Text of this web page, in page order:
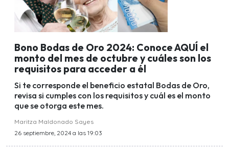
Bono Bodas de Oro 2024: Conoce AQUÍ el
monto del mes de octubre y cuáles son los
requisitos para acceder a él
Si te corresponde el beneficio estatal Bodas de Oro,
revisa si cumples con los requisitos y cuál es el monto
que se otorga este mes.
Maritza Maldonado Sayes
26 septiembre, 2024 a las 19:03